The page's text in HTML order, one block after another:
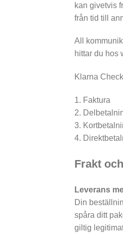
kan givetvis
från tid till
All
hittar du hos
Klarna
1. Faktura
2.
3.
4.
Frakt
Leverans
Din
spåra ditt
giltig